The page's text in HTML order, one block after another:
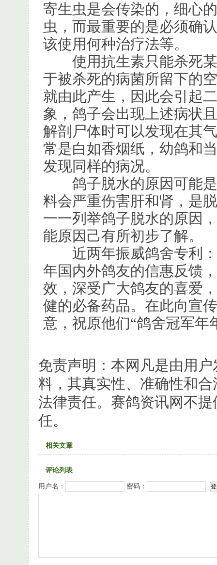
寄生虫是会传染的，细心
虫，而最重要的是必须确
该使用何种治疗法等。
使用抗生素只能杀死某
于被杀死的病菌所留下的
就由此产生，因此会引起
象，鸽子会出现上述病状
解剖尸体时可以发现在其
常是白如香烟纸，幼鸽和
发现同样的病况。
鸽子脱水的原因可能是
料会严重伤害肝和肾，是
一一列举鸽子脱水的原因
能原因己有所初步了解。
近两年振威鸽舍专利：
年国内外鸽友的信惠反馈
效，深受广大鸽友的喜爱
健的必备药品。在此向宣
意，祝原他们“鸽舍冠军年
免责声明：本网凡是由用
料，其真实性、准确性和
法律责任。赛鸽资讯网不
任。
相关文章
评论列表
用户名： 密码：